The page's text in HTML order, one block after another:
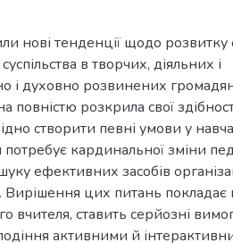
нові тенденції щодо розвитку
в творчих, діяльних і
і духовно розвинених
розкрила свої
створити певні умови у
кардинальної зміни
ефективних засобів
Вирішення цих питань покладає
вчителя, ставить серйозні
активними й